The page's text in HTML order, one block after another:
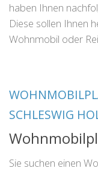
haben Ihnen
Diese sollen Ihnen
Wohnmobil oder
SCHLESWIG
Sie suchen einen